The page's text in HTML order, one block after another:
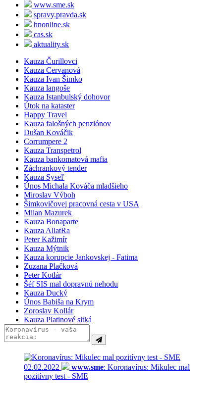
www.sme.sk
spravy.pravda.sk
hnonline.sk
cas.sk
aktuality.sk
Kauza Čurillovci
Kauza Cervanová
Kauza Ivan Šimko
Kauza langoše
Kauza Istanbulský dohovor
Útok na kataster
Happy Travel
Kauza falošných penziónov
Dušan Kováčik
Corrumpere 2
Kauza Transpetrol
Kauza bankomatová mafia
Záchrankový tender
Kauza Syseľ
Únos Michala Kováča mladšieho
Miroslav Výboh
Šimkovičovej pracovná cesta v USA
Milan Mazurek
Kauza Bonaparte
Kauza AllatRa
Peter Kažimír
Kauza Mýtnik
Kauza korupcie Jankovskej - Fatima
Zuzana Plačková
Peter Kotlár
Šéf SIS mal dopravnú nehodu
Kauza Ducký
Únos Babiša na Krym
Zoroslav Kollár
Kauza Platinové sitká
02.02.2022 www.sme: Koronavírus: Mikulec mal
pozitívny test - SME